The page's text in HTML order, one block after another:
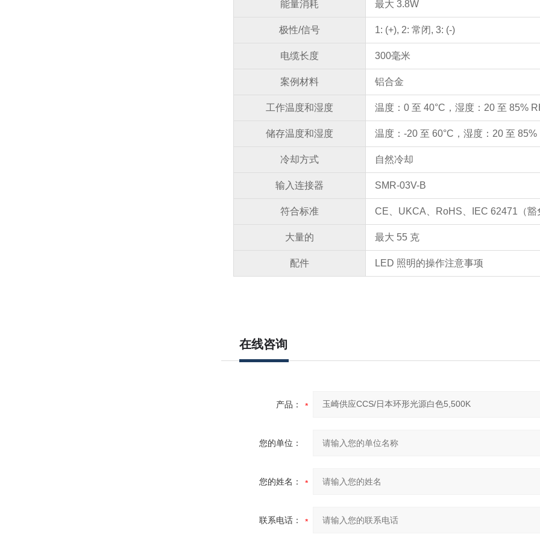
能量消耗 最大 3.8W
极性/信号 1: (+), 2: 常闭, 3: (-)
电缆长度 300毫米
案例材料 铝合金
工作温度和湿度 温度：0 至 40°C，湿度：20 至 85%
储存温度和湿度 温度：-20 至 60°C，湿度：20 至
冷却方式 自然冷却
输入连接器 SMR-03V-B
符合标准 CE、UKCA、RoHS、IEC 62471（豁
大量的 最大 55 克
配件 LED 照明的操作注意事项
在线咨询
产品：
您的单位：
您的姓名：
联系电话：